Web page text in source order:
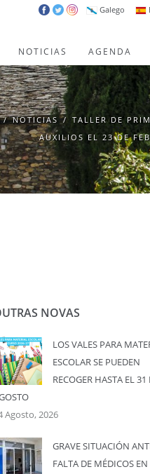
Galego
NOTICIAS AGENDA
/ NOTICIAS / TALLER DE
AUXILIOS EL 23 DE
NOVAS
LOS VALES PARA
ESCOLAR SE PUEDEN
RECOGER HASTA EL 31
Agosto, 2026
GRAVE SITUACIÓN
FALTA DE MÉDICOS EN